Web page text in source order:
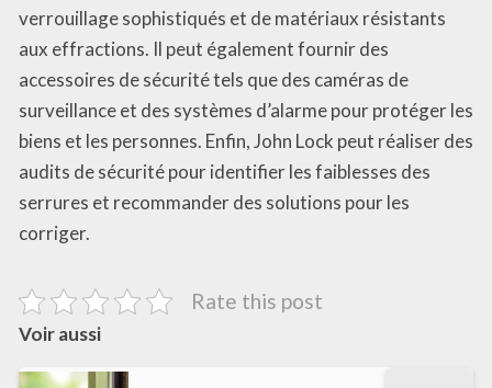
verrouillage sophistiqués et de matériaux résistants
aux effractions. Il peut également fournir des
accessoires de sécurité tels que des caméras de
surveillance et des systèmes d’alarme pour protéger les
biens et les personnes. Enfin, John Lock peut réaliser des
audits de sécurité pour identifier les faiblesses des
serrures et recommander des solutions pour les
corriger.
Rate this post
Voir aussi